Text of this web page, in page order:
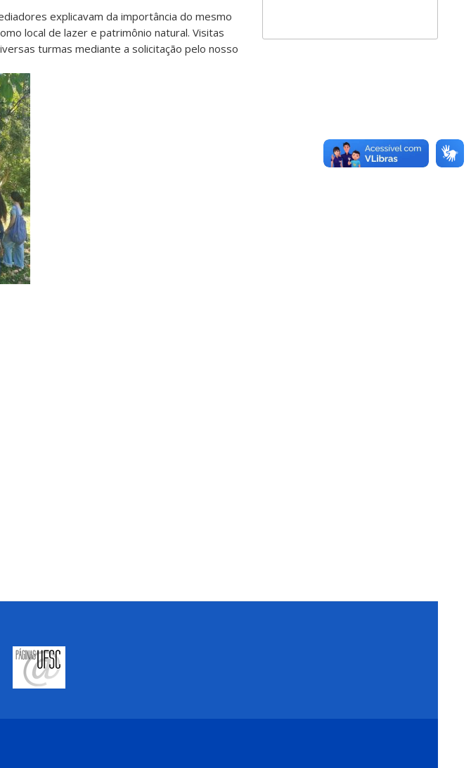
explicavam da importância do mesmo
local de lazer e patrimônio natural. Visitas
turmas mediante a solicitação pelo nosso